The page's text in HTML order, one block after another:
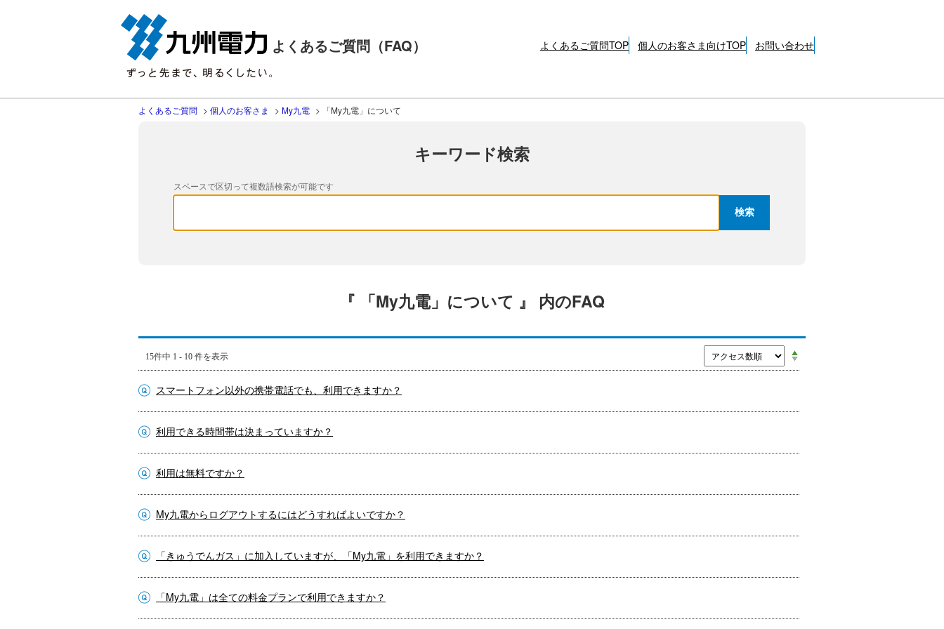
よくあるご質問（FAQ） よくあるご質問TOP 個人のお客さま向けTOP お問い合わせ
よくあるご質問 > 個人のお客さま > My九電 > 「My九電」について
キーワード検索
スペースで区切って複数語検索が可能です
『 「My九電」について 』 内のFAQ
15件中 1 - 10 件を表示
スマートフォン以外の携帯電話でも、利用できますか？
利用できる時間帯は決まっていますか？
利用は無料ですか？
My九電からログアウトするにはどうすればよいですか？
「きゅうでんガス」に加入していますが、「My九電」を利用できますか？
「My九電」は全ての料金プランで利用できますか？